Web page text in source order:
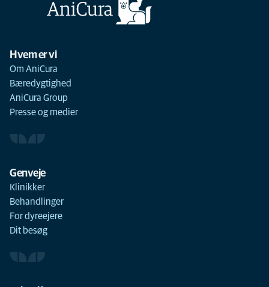
Hvem er vi
Om AniCura
Bæredygtighed
AniCura Group
Presse og medier
Genveje
Klinikker
Behandlinger
For dyreejere
Dit besøg